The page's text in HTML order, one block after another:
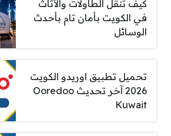
كيف تنقل الطاولات والأثاث
في الكويت بأمان تام بأحدث
الوسائل
تحميل تطبيق اوريدو الكويت
2026 آخر تحديث Ooredoo
Kuwait